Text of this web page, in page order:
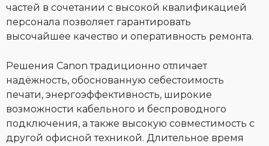
частей в сочетании с высокой квалификацией
персонала позволяет гарантировать
высочайшее качество и оперативность ремонта.
Решения Canon традиционно отличает
надёжность, обоснованную себестоимость
печати, энергоэффективность, широкие
возможности кабельного и беспроводного
подключения, а также высокую совместимость с
другой офисной техникой. Длительное время